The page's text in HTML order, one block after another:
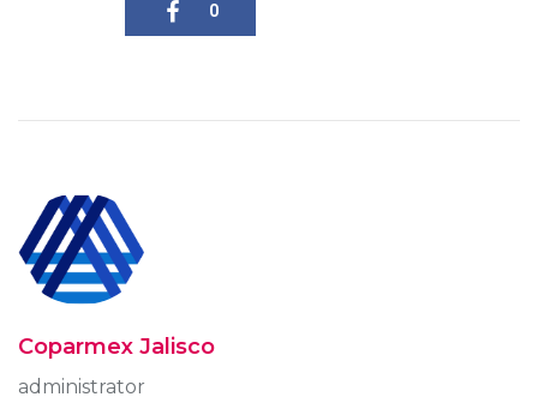
0
Coparmex Jalisco
administrator